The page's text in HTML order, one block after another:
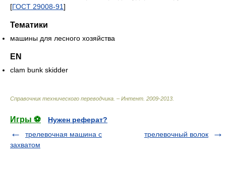
[ГОСТ 29008-91]
Тематики
машины для лесного хозяйства
EN
clam bunk skidder
Справочник технического переводчика. – Интент 2009-2013
Игры ⚽
Нужен реферат?
трелевочная машина с
захватом
трелевочный волок